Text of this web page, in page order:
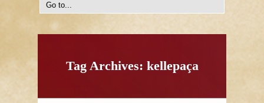
Tag Archives: kellepaça